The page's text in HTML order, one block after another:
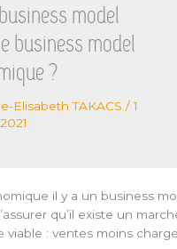
model
business model
?
Elisabeth TAKACS /1
il y a un business
qu’il existe un
viable : ventes moins